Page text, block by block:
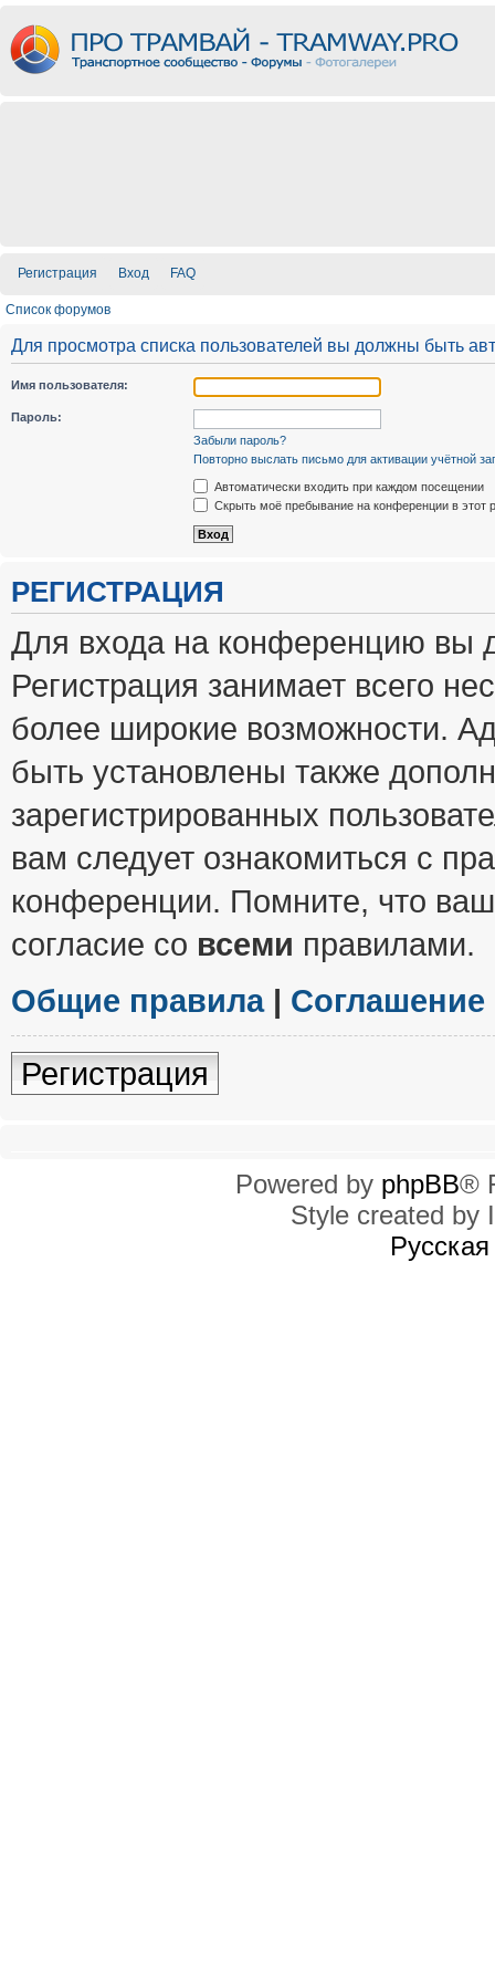
Регистрация Вход FAQ
Список форумов
Для просмотра списка пользователей вы должны быть
Имя пользователя:
Пароль:
Забыли пароль?
Повторно выслать письмо для активации учётной
Автоматически входить при каждом посещении
Скрыть моё пребывание на конференции в этот
РЕГИСТРАЦИЯ
Для входа на конференцию вы
Регистрация занимает всего
более широкие возможности.
быть установлены также
зарегистрированных
вам следует ознакомиться с
конференции. Помните, что
согласие со всеми правилами.
Общие правила|
Регистрация
Powered by phpBB®
Style created by